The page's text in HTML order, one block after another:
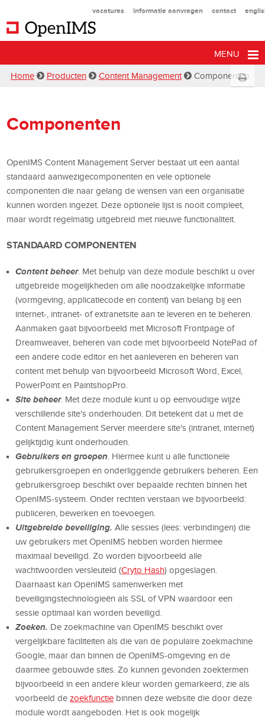
vacatures informatie aanvragen contact
MENU
Home Producten Content Management Componenten
Componenten
OpenIMS Content Management Server bestaat uit een aantal
standaard aanwezigecomponenten en vele optionele
componenten die naar gelang de wensen van een organisatie
kunnen worden ingezet. Deze optionele lijst is nooit compleet,
maar wordt regelmatig uitgebreid met nieuwe functionaliteit.
STANDAARD COMPONENTEN
Content beheer. Met behulp van deze module beschikt u over
uitgebreide mogelijkheden om alle noodzakelijke informatie
(vormgeving, applicatiecode en content) van belang bij een
internet-, intranet- of extranetsite aan te leveren en te beheren.
Aanmaken gaat bijvoorbeeld met Microsoft Frontpage of
Dreamweaver, beheren van code met bijvoorbeeld NotePad of
een andere code editor en het aanleveren en beheren van
content met behulp van bijvoorbeeld Microsoft Word, Excel,
PowerPoint en PaintshopPro.
Site beheer. Met deze module kunt u op eenvoudige wijze
verschillende site's onderhouden. Dit betekent dat u met de
Content Management Server meerdere site's (intranet, internet)
gelijktijdig kunt onderhouden.
Gebruikers en groepen . Hiermee kunt u alle functionele
gebruikersgroepen en onderliggende gebruikers beheren. Een
gebruikersgroep beschikt over bepaalde rechten binnen het
OpenIMS-systeem. Onder rechten verstaan we bijvoorbeeld:
publiceren, bewerken en toevoegen.
Uitgebreide beveiliging. Alle sessies (lees: verbindingen) die
uw gebruikers met OpenIMS hebben worden hiermee
maximaal beveiligd. Zo worden bijvoorbeeld alle
wachtwoorden versleuteld (Cryto Hash) opgeslagen.
Daarnaast kan OpenIMS samenwerken met
beveiligingstechnologieën als SSL of VPN waardoor een
sessie optimaal kan worden beveiligd.
Zoeken. De zoekmachine van OpenIMS beschikt over
vergelijkbare faciliteiten als die van de populaire zoekmachine
Google, maar dan binnen de OpenIMS-omgeving en de
daarmee gebouwde sites. Zo kunnen gevonden zoektermen
bijvoorbeeld in een andere kleur worden gemarkeerd, zie als
voorbeeld dezoekfunctie binnen deze website die door deze
module wordt aangeboden. Het is ook mogelijk